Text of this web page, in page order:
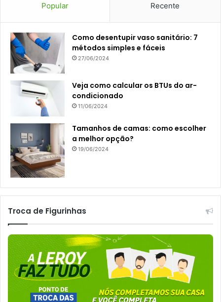
Popular Recente
Como desentupir vaso sanitário: 7
métodos simples e fáceis
27/06/2024
Veja como calcular os BTUs do ar-
condicionado
11/06/2024
Tamanhos de camas: como escolher
a melhor opção?
19/06/2024
Troca de Figurinhas